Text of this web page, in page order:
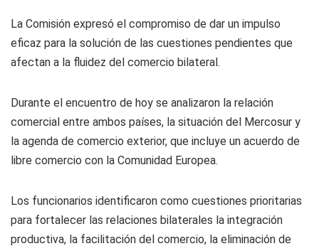
La Comisión expresó el compromiso de dar un impulso
eficaz para la solución de las cuestiones pendientes que
afectan a la fluidez del comercio bilateral.
Durante el encuentro de hoy se analizaron la relación
comercial entre ambos países, la situación del Mercosur y
la agenda de comercio exterior, que incluye un acuerdo de
libre comercio con la Comunidad Europea.
Los funcionarios identificaron como cuestiones prioritarias
para fortalecer las relaciones bilaterales la integración
productiva, la facilitación del comercio, la eliminación de